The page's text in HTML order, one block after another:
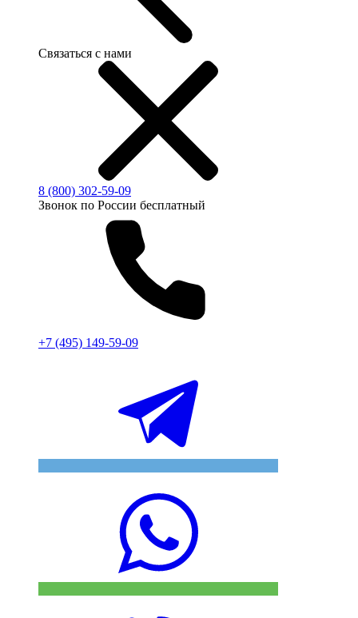
Связаться с нами
8 (800) 302-59-09
Звонок по России бесплатный
+7 (495) 149-59-09